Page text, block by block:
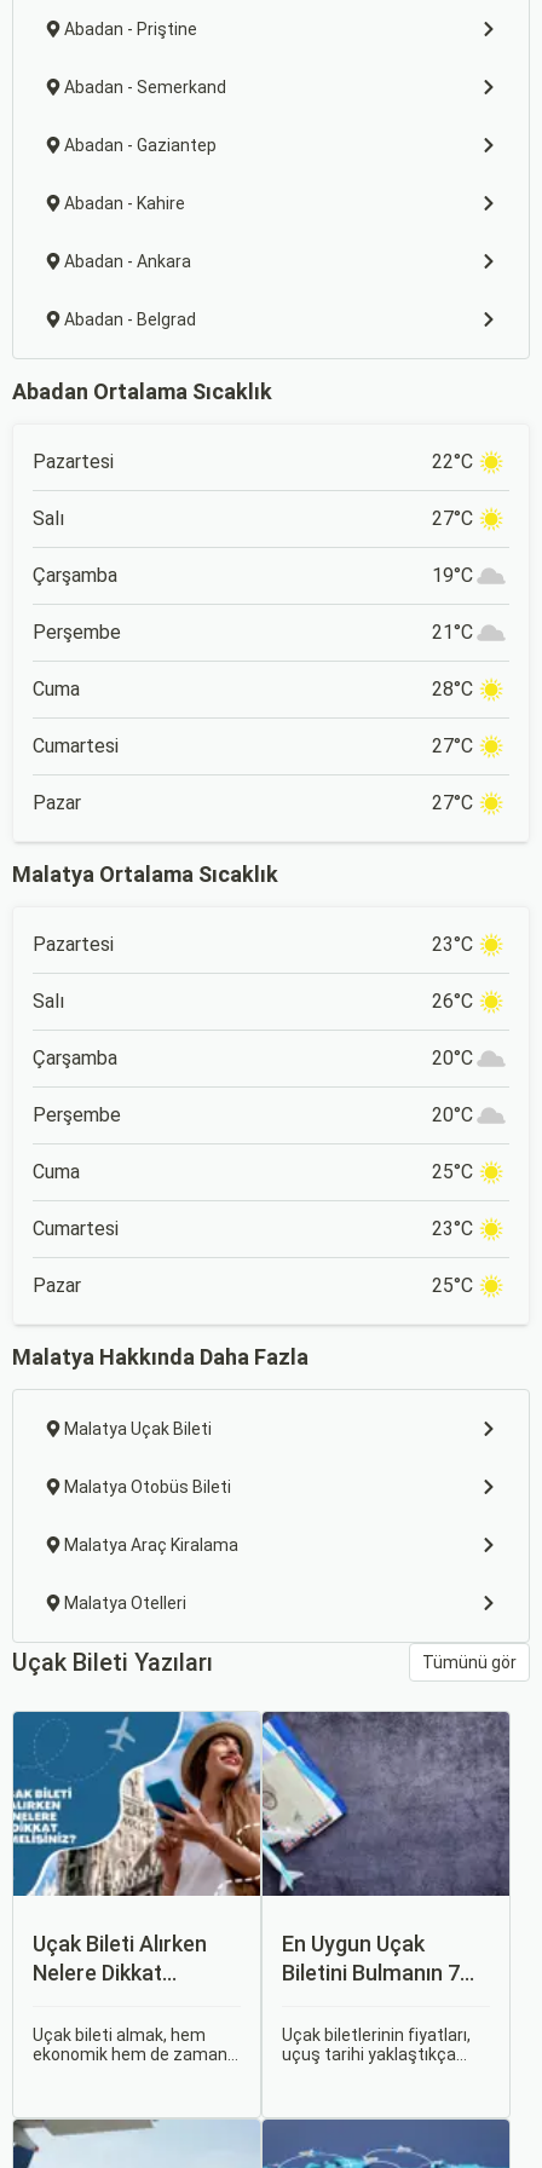
Abadan - Priştine
Abadan - Semerkand
Abadan - Gaziantep
Abadan - Kahire
Abadan - Ankara
Abadan - Belgrad
Abadan Ortalama Sıcaklık
Pazartesi 22°C
Salı 27°C
Çarşamba 19°C
Perşembe 21°C
Cuma 28°C
Cumartesi 27°C
Pazar 27°C
Malatya Ortalama Sıcaklık
Pazartesi 23°C
Salı 26°C
Çarşamba 20°C
Perşembe 20°C
Cuma 25°C
Cumartesi 23°C
Pazar 25°C
Malatya Hakkında Daha Fazla
Malatya Uçak Bileti
Malatya Otobüs Bileti
Malatya Araç Kiralama
Malatya Otelleri
Uçak Bileti Yazıları Tümünü gör
Uçak Bileti Alırken
Nelere Dikkat
Uçak bileti almak, hem
ekonomik hem de zaman
unsuru barındırır. Bu
makalede, uçak bileti
En Uygun Uçak
Biletini Bulmanın 7
Uçak biletlerinin fiyatları,
uçuş tarihi yaklaştıkça
yollarından biridir.